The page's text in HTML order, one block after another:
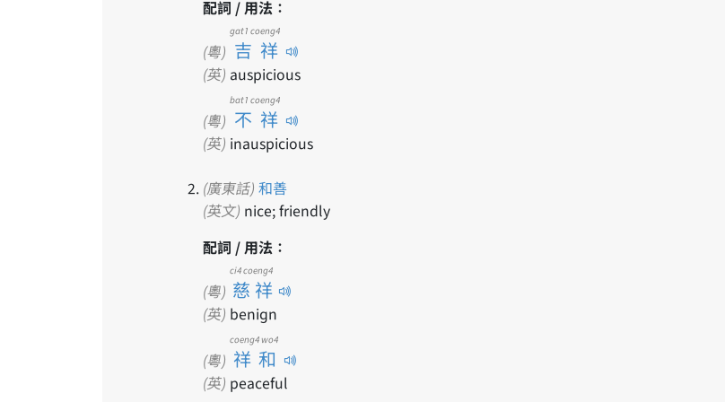
配詞 / 用法：
(粵) 吉祥
gat1 coeng4
(英) auspicious
(粵) 不祥
bat1 coeng4
(英) inauspicious
(廣東話) 和善
(英文) nice; friendly
配詞 / 用法：
(粵) 慈祥
ci4 coeng4
(英) benign
(粵) 祥和
coeng4 wo4
(英) peaceful